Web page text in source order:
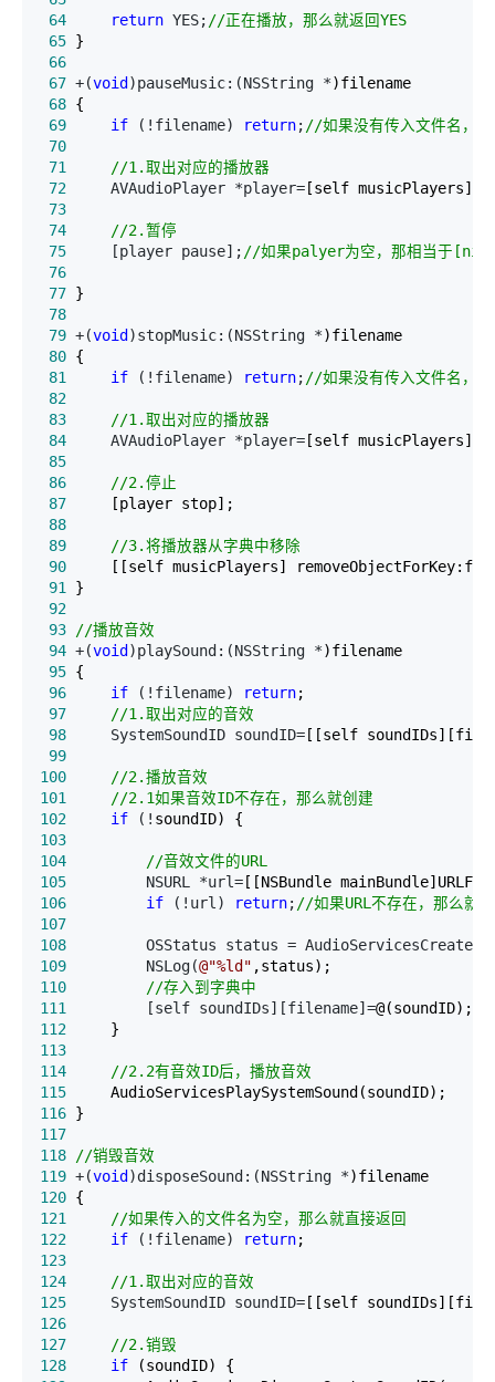
64
return YES; //正在播放，那么就返回YES
65
66
67 +(void )pauseMusic:(NSString *
68
69
if (!filename) return; //
70
71
//1.取出对应的播放器
72
     AVAudioPlayer *player=
73
74
//2.暂停
75
     [player pause];
//如果palyer为空，那相当于[nil
76
77
78
79 +(void )stopMusic:(NSString *
80
81
if (!filename) return; //
82
83
//1.取出对应的播放器
84
     AVAudioPlayer *player=
85
86
//2.停止
87
88
89
//3.将播放器从字典中移除
90
91
92
93
//播放音效
94 +(void )playSound:(NSString *
95
96
if (!filename) return
97
//1.取出对应的音效
98
     SystemSoundID soundID=
99
100
//
101
//2.1如果音效ID不存在，那么就创建
102
if (!
103
104
//音效文件的URL
105
         NSURL *url=
106
if (!url) return; //如果URL不存在，那么就
107
108
OSStatus status =
109
         NSLog(
@"%ld "
110
//存入到字典中
111
         [self soundIDs][filename]=
112
113
114
//2.2有音效ID后，播放音效
115
116
117
118
//销毁音效
119 +(void )disposeSound:(NSString *
120
121
//如果传入的文件名为空，那么就直接返回
122
if (!filename) return
123
124
//1.取出对应的音效
125
     SystemSoundID soundID=
126
127
//2.销毁
128
if